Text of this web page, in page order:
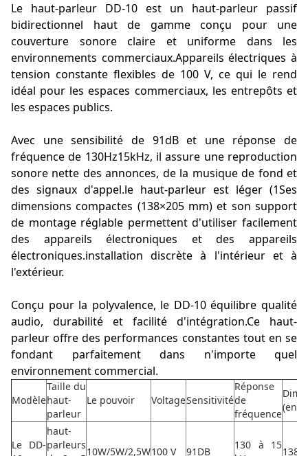
Le haut-parleur DD-10 est un haut-parleur passif
bidirectionnel haut de gamme conçu pour une
couverture sonore claire et uniforme dans les
environnements commerciaux.Appareils électriques à
tension constante flexibles de 100 V, ce qui le rend
idéal pour les espaces commerciaux, les entrepôts et
les espaces publics.
Avec une sensibilité de 91dB et une réponse de
fréquence de 130Hz15kHz, il assure une reproduction
sonore nette des annonces, de la musique de fond et
des signaux d'appel.le haut-parleur est léger (1Ses
dimensions compactes (138×205 mm) et son support
de montage réglable permettent d'utiliser facilement
des appareils électroniques et des appareils
électroniques.installation discrète à l'intérieur et à
l'extérieur.
Conçu pour la polyvalence, le DD-10 équilibre qualité
audio, durabilité et facilité d'intégration.Ce haut-
parleur offre des performances constantes tout en se
fondant parfaitement dans n'importe quel
environnement commercial.
Modèle
Taille du
haut-
parleur
Le pouvoir VoltageSensitivité
Réponse
de
fréquence
(en
Le DD-
haut-
parleurs
10W/5W/2,5W100 V 91DB
130 à 15